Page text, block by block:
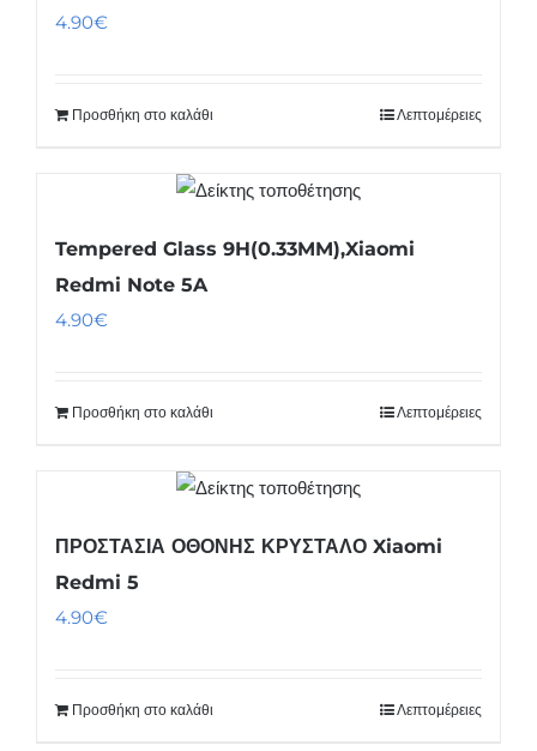
4.90€
Προσθήκη στο καλάθι Λεπτομέρειες
Tempered Glass 9H(0.33MM),Xiaomi
Redmi Note 5A
4.90€
Προσθήκη στο καλάθι Λεπτομέρειες
ΠΡΟΣΤΑΣΙΑ ΟΘΟΝΗΣ ΚΡΥΣΤΑΛΟ Xiaomi
Redmi 5
4.90€
Προσθήκη στο καλάθι Λεπτομέρειες